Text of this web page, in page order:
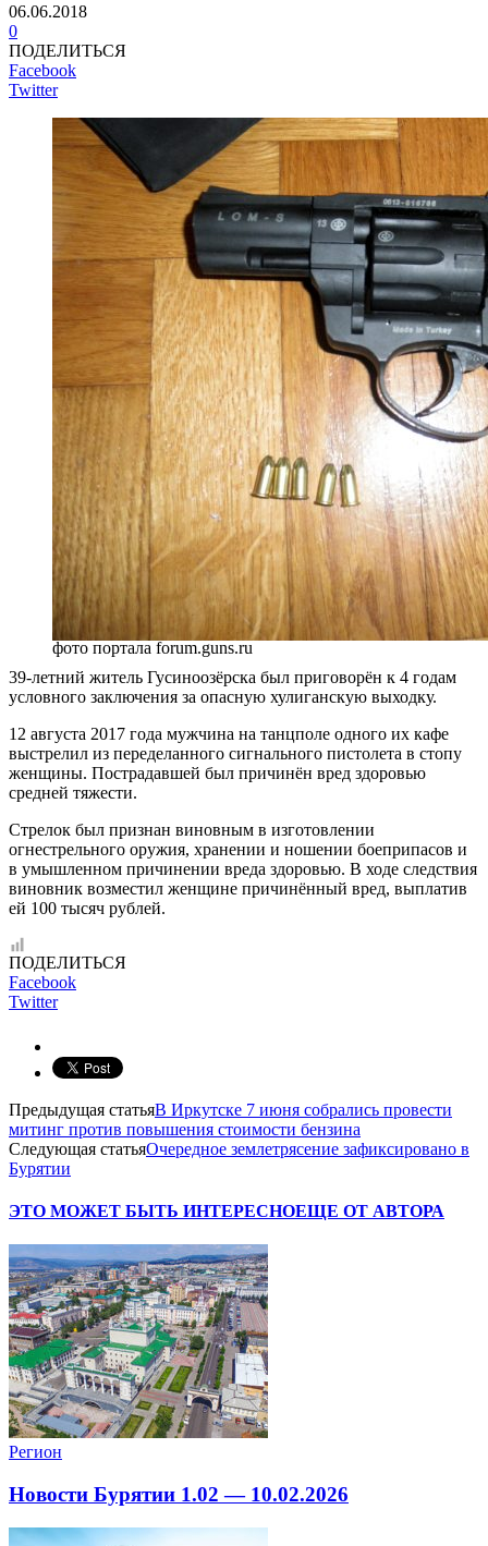
06.06.2018
0
ПОДЕЛИТЬСЯ
Facebook
Twitter
фото портала forum.guns.ru
39-летний житель Гусиноозёрска был приговорён к 4 годам
условного заключения за опасную хулиганскую выходку.
12 августа 2017 года мужчина на танцполе одного их кафе
выстрелил из переделанного сигнального пистолета в стопу
женщины. Пострадавшей был причинён вред здоровью
средней тяжести.
Стрелок был признан виновным в изготовлении
огнестрельного оружия, хранении и ношении боеприпасов и
в умышленном причинении вреда здоровью. В ходе следствия
виновник возместил женщине причинённый вред, выплатив
ей 100 тысяч рублей.
ПОДЕЛИТЬСЯ
Facebook
Twitter
Предыдущая статьяВ Иркутске 7 июня собрались провести
митинг против повышения стоимости бензина
Следующая статьяОчередное землетрясение зафиксировано в
Бурятии
ЭТО МОЖЕТ БЫТЬ ИНТЕРЕСНОЕЩЕ ОТ АВТОРА
Регион
Новости Бурятии 1.02 — 10.02.2026